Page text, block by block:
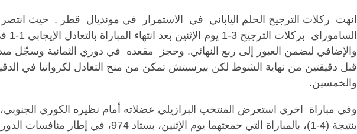
انهت ركلات الترجيح الحلم الياباني في الاستمرار في مونديال قطر . حيث انتصر
الساموراي
والإضافي ليضمن العبور إلى ربع النهائي. وحجز
مقعده في دوري الثمانية وسجّل
قبل دقيقتين من نهاية الشوط لكن بيرسيتش تمكن من منح التعادل لكرواتيا في
والخمسين.
وفي مباراة
اخري استعرض المنتخب البرازيلي عضلاته أمام نظيره الكوري
بنتيجة (4-1)، بالمباراة التي جمعتهما يوم الإثنين،